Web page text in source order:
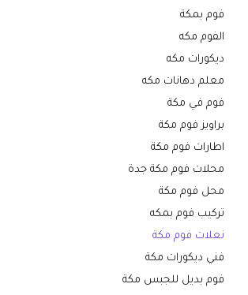
فوم بمكة
الفوم مكه
ديكورات مكه
معلم دهانات مكه
فوم في مكة
براويز فوم مكة
اطارات فوم مكة
محلات فوم مكة جدة
محل فوم مكة
تركيب فوم بمكه
نعلات فوم مكة
فني ديكورات مكة
فوم بديل للجبس مكة